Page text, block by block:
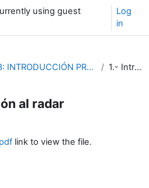
using guest
Log
in
SEMANA 3: INTRODUCCIÓN PRÁCTICA A LA TELEDETECCIÓN Y AL NOWCASTING 1.- Introducción al radar
al radar
link to view the file.